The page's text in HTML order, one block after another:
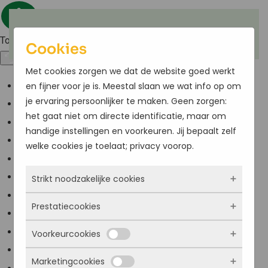
Toegankelijkheid
Kleuren omkeren
Monochroom
Donker contrast
Licht contrast
Hoge kleur verzadiging
Links markeren
Scherm lezer
Lees modus
Cookies
Met cookies zorgen we dat de website goed werkt
en fijner voor je is. Meestal slaan we wat info op om
je ervaring persoonlijker te maken. Geen zorgen:
het gaat niet om directe identificatie, maar om
handige instellingen en voorkeuren. Jij bepaalt zelf
welke cookies je toelaat; privacy voorop.
Strikt noodzakelijke cookies
Deze cookies zorgen ervoor dat de website
überhaupt werkt. Ze zijn dus altijd actief en
kunnen niet worden uitgezet. Meestal worden
ze alleen geplaatst als jij iets doet, zoals
Prestatiecookies
Met deze cookies zien we hoe vaak onze site
bezocht wordt, waar bezoekers vandaan
Voorkeurcookies
Marketingcookies